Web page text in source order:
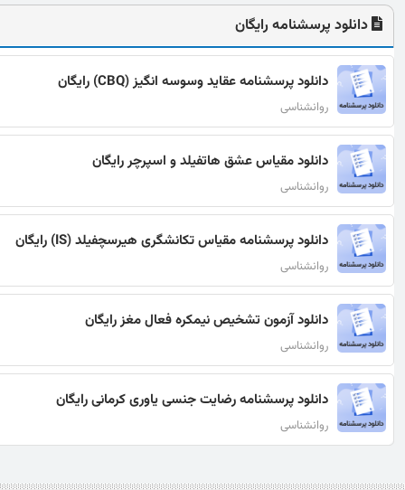
دانلود پرسشنامه رایگان
دانلود پرسشنامه عقاید وسوسه انگیز (CBQ) رایگان
روانشناسی
دانلود مقیاس عشق هاتفیلد و اسپرچر رایگان
روانشناسی
دانلود پرسشنامه مقیاس تکانشگری هیرسچفیلد (IS) رایگان
روانشناسی
دانلود آزمون تشخیص نیمکره فعال مغز رایگان
روانشناسی
دانلود پرسشنامه رضایت جنسی یاوری کرمانی رایگان
روانشناسی